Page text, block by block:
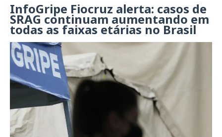
InfoGripe Fiocruz alerta: casos de
SRAG continuam aumentando em
todas as faixas etárias no Brasil